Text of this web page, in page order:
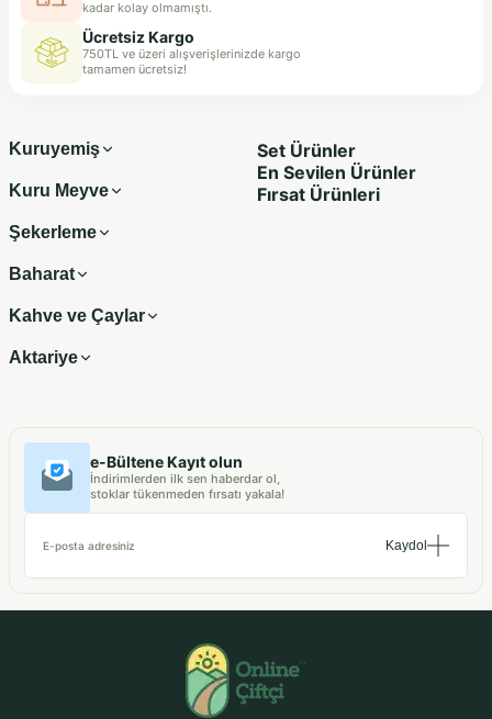
şüphesiz sağlıklı yaşam alışkanlıkları
arasında kalıcı yer edinmeyi hak
ediyor. Zira küçücük bademin
içeriğinde ihtiyacımız olan hemen
her şey en leziz haliyle bizi bekliyor.
çiğ bademin faydaları nelermiş,
kadar kolay olmamıştı.
Ücretsiz Kargo
750TL ve üzeri alışverişlerinizde kargo
tamamen ücretsiz!
Kuruyemiş
Kuru Meyve
Şekerleme
Baharat
Kahve ve Çaylar
Aktariye
Set Ürünler
En Sevilen Ürünler
Fırsat Ürünleri
e-Bültene Kayıt olun
İndirimlerden ilk sen haberdar ol,
stoklar tükenmeden fırsatı yakala!
E-posta adresiniz Kaydol